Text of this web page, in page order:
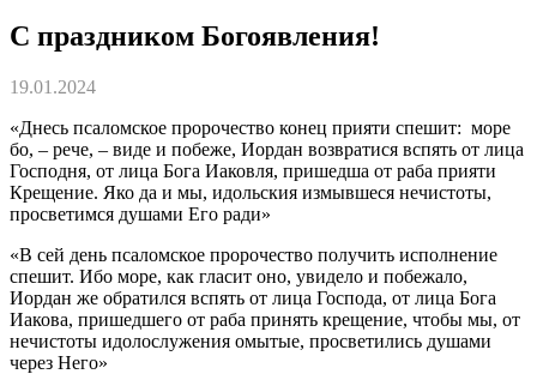
С праздником Богоявления!
19.01.2024
«Днесь псаломское пророчество конец прияти спешит: море
бо, – рече, – виде и побеже, Иордан возвратися вспять от лица
Господня, от лица Бога Иаковля, пришедша от раба прияти
Крещение. Яко да и мы, идольския измывшеся нечистоты,
просветимся душами Его ради»
«В сей день псаломское пророчество получить исполнение
спешит. Ибо море, как гласит оно, увидело и побежало,
Иордан же обратился вспять от лица Господа, от лица Бога
Иакова, пришедшего от раба принять крещение, чтобы мы, от
нечистоты идолослужения омытые, просветились душами
через Него»